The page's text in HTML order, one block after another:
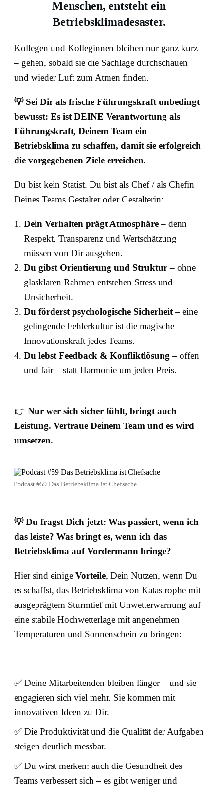
Menschen, entsteht ein
Betriebsklimadesaster.
Kollegen und Kolleginnen bleiben nur ganz kurz
– gehen, sobald sie die Sachlage durchschauen
und wieder Luft zum Atmen finden.
💡 Sei Dir als frische Führungskraft unbedingt
bewusst: Es ist DEINE Verantwortung als
Führungskraft, Deinem Team ein
Betriebsklima zu schaffen, damit sie erfolgreich
die vorgegebenen Ziele erreichen.
Du bist kein Statist. Du bist als Chef / als Chefin
Deines Teams Gestalter oder Gestalterin:
Dein Verhalten prägt Atmosphäre– denn
Respekt, Transparenz und Wertschätzung
müssen von Dir ausgehen.
Du gibst Orientierung und Struktur– ohne
glasklaren Rahmen entstehen Stress und
Unsicherheit.
Du förderst psychologische Sicherheit– eine
gelingende Fehlerkultur ist die magische
Innovationskraft jedes Teams.
Du lebst Feedback & Konfliktlösung – offen
und fair – statt Harmonie um jeden Preis.
👉 Nur wer sich sicher fühlt, bringt auch
Leistung. Vertraue Deinem Team und es wird
umsetzen.
Podcast #59 Das Betriebsklima ist Chefsache
💡Du fragst Dich jetzt: Was passiert, wenn ich
das leiste? Was bringt es, wenn ich das
Betriebsklima auf Vordermann bringe?
Hier sind einige Vorteile, Dein Nutzen, wenn Du
es schaffst, das Betriebsklima von Katastrophe mit
ausgeprägtem Sturmtief mit Unwetterwarnung auf
eine stabile Hochwetterlage mit angenehmen
Temperaturen und Sonnenschein zu bringen:
✅ Deine Mitarbeitenden bleiben länger – und sie
engagieren sich viel mehr. Sie kommen mit
innovativen Ideen zu Dir.
✅ Die Produktivität und die Qualität der Aufgaben
steigen deutlich messbar.
✅ Du wirst merken: auch die Gesundheit des
Teams verbessert sich – es gibt weniger und